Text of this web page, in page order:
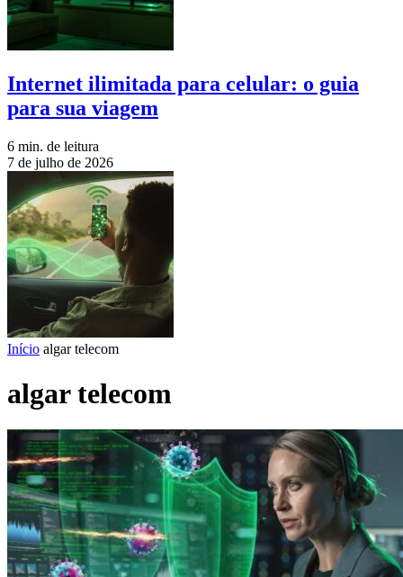
Internet ilimitada para celular: o guia
para sua viagem
6 min. de leitura
7 de julho de 2026
Início algar telecom
algar telecom